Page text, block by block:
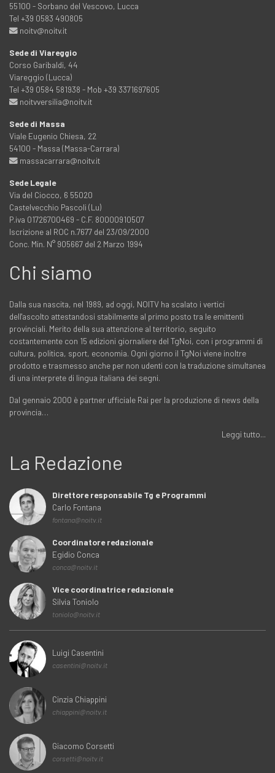
55100 - Sorbano del Vescovo, Lucca
Tel +39 0583 490805
noitv@noitv.it
Sede di Viareggio
Corso Garibaldi, 44
Viareggio (Lucca)
Tel +39 0584 581938 - Mob +39 3371697605
noitvversilia@noitv.it
Sede di Massa
Viale Eugenio Chiesa, 22
54100 - Massa (Massa-Carrara)
massacarrara@noitv.it
Sede Legale
Via del Ciocco, 6 55020
Castelvecchio Pascoli (Lu)
P.iva 01726700469 - C.F. 80000910507
Iscrizione al ROC n.7677 del 23/09/2000
Conc. Min. N° 905667 del 2 Marzo 1994
Chi siamo
Dalla sua nascita, nel 1989, ad oggi, NOITV ha scalato i vertici
dell'ascolto attestandosi stabilmente al primo posto tra le emittenti
provinciali. Merito della sua attenzione al territorio, seguito
costantemente con 15 edizioni giornaliere del TgNoi, con i programmi di
cultura, politica, sport, economia. Ogni giorno il TgNoi viene inoltre
prodotto e trasmesso anche per non udenti con la traduzione simultanea
di una interprete di lingua italiana dei segni.
Dal gennaio 2000 è partner ufficiale Rai per la produzione di news della
provincia…
Leggi tutto...
La Redazione
Direttore responsabile Tg e Programmi
Carlo Fontana
fontana@noitv.it
Coordinatore redazionale
Egidio Conca
conca@noitv.it
Vice coordinatrice redazionale
Silvia Toniolo
toniolo@noitv.it
Luigi Casentini
casentini@noitv.it
Cinzia Chiappini
chiappini@noitv.it
Giacomo Corsetti
corsetti@noitv.it